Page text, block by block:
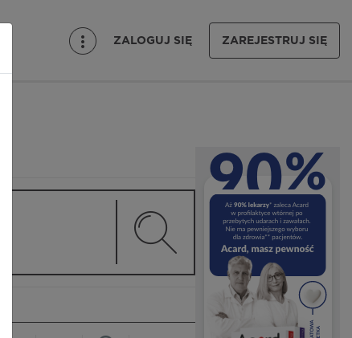
ZALOGUJ SIĘ ZAREJESTRUJ SIĘ